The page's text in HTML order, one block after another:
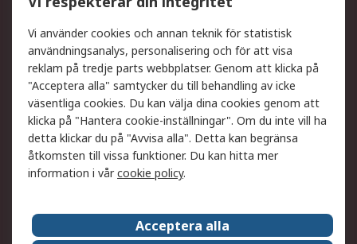
DesignSpark
Teknisk Support
Ditt lokala säljteam
Exportlösningar
Support
Få hjälp
Retur av varor
Leverans
Spåra din order
Begär en fakturakopi
Fördelar med RS-konto
Betalningsalternativ
Om RS Försäljningsvillkor
Vi använder cookies och annan teknik för statistisk
användningsanalys, personalisering och för att visa
reklam på tredje parts webbplatser. Genom att klicka på
"Acceptera alla" samtycker du till behandling av icke
väsentliga cookies. Du kan välja dina cookies genom att
klicka på "Hantera cookie-inställningar". Om du inte vill ha
detta klickar du på "Avvisa alla". Detta kan begränsa
åtkomsten till vissa funktioner. Du kan hitta mer
information i vårcookie policy.
Acceptera alla